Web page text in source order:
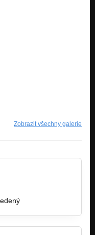
Zobrazit všechny galerie